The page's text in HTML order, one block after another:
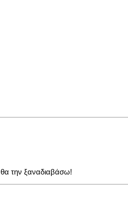
θα την ξαναδιαβάσω!